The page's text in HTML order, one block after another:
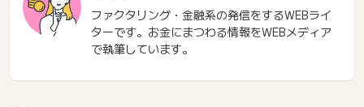
ファクタリング・金融系の発信をするWEBライ
ターです。お金にまつわる情報をWEBメディア
で執筆しています。